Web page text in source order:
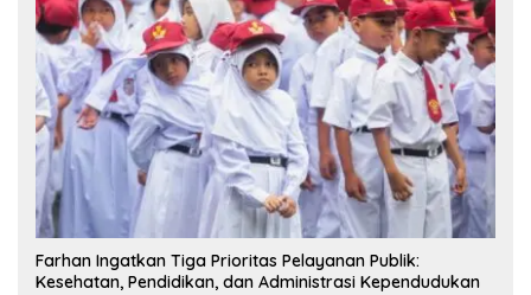
Farhan Ingatkan Tiga Prioritas Pelayanan Publik:
Kesehatan, Pendidikan, dan Administrasi Kependudukan